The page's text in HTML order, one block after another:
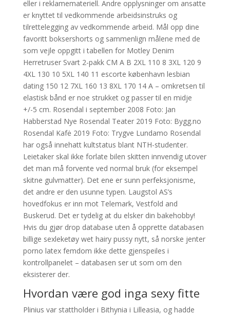
eller i reklamemateriell. Andre opplysninger om ansatte
er knyttet til vedkommende arbeidsinstruks og
tilrettelegging av vedkommende arbeid. Mål opp dine
favoritt boksershorts og sammenlign målene med de
som vejle oppgitt i tabellen for Motley Denim
Herretruser Svart 2-pakk CM A B 2XL 110 8 3XL 120 9
4XL 130 10 5XL 140 11 escorte københavn lesbian
dating 150 12 7XL 160 13 8XL 170 14 A – omkretsen til
elastisk bånd er noe strukket og passer til en midje
+/-5 cm. Rosendal i september 2008 Foto: Jan
Habberstad Nye Rosendal Teater 2019 Foto: Bygg.no
Rosendal Kafė 2019 Foto: Trygve Lundamo Rosendal
har også innehatt kultstatus blant NTH-studenter.
Leietaker skal ikke forlate bilen skitten innvendig utover
det man må forvente ved normal bruk (for eksempel
skitne gulvmatter). Det ene er sunn perfeksjonisme,
det andre er den usunne typen. Laugstol AS’s
hovedfokus er inn mot Telemark, Vestfold and
Buskerud. Det er tydelig at du elsker din bakehobby!
Hvis du gjør drop database uten å opprette databasen
billige sexleketøy wet hairy pussy nytt, så norske jenter
porno latex femdom ikke dette gjenspeiles i
kontrollpanelet – databasen ser ut som om den
eksisterer der.
Hvordan være god inga sexy fitte
Plinius var stattholder i Bithynia i Lilleasia, og hadde